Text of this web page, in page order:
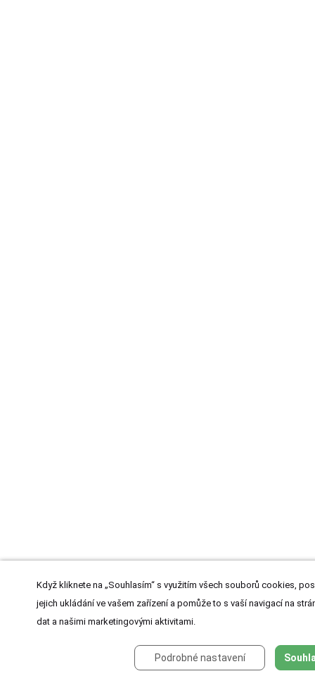
Když kliknete na „Souhlasím“ s využitím všech souborů cookies,
jejich ukládání ve vašem zařízení a pomůže to s vaší navigací na
dat a našimi marketingovými aktivitami.
Podrobné nastavení